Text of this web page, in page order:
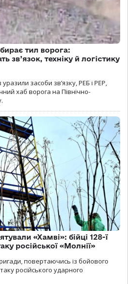
тил ворога:
зв’язок, техніку й логістику
засоби зв’язку, РЕБ і РЕР,
хаб ворога на Північно-
«Хамві»: бійці 128-ї
російської «Молнії»
повертаючись із бойового
російського ударного